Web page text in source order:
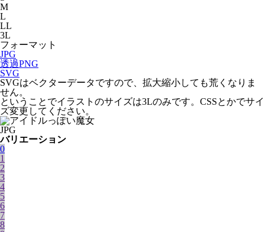
M
L
LL
3L
フォーマット
JPG
透過PNG
SVG
SVGはベクターデータですので、拡大縮小しても荒くなりま
せん。
ということでイラストのサイズは3Lのみです。CSSとかでサイ
ズ変更してください。
JPG
バリエーション
0
1
2
3
4
5
6
7
8